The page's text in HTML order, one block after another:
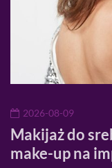
2026-08-09
Makijaż do
make-up na